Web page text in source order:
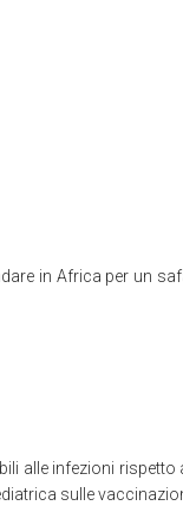
in Africa per un
alle infezioni rispetto
sulle